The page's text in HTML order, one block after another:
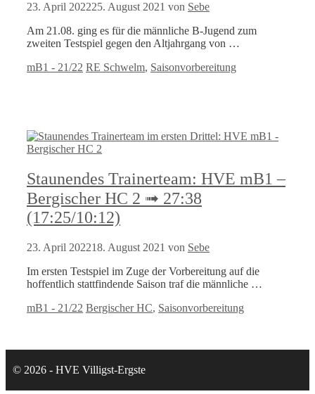
23. April 202225. August 2021 von Sebe
Am 21.08. ging es für die männliche B-Jugend zum
zweiten Testspiel gegen den Altjahrgang von …
Kategorien
mB1 - 21/22 Schlagwörter
RE Schwelm, Saisonvorbereitung
Staunendes Trainerteam: HVE mB1 –
Bergischer HC 2 ➟ 27:38
(17:25/10:12)
23. April 202218. August 2021 von Sebe
Im ersten Testspiel im Zuge der Vorbereitung auf die
hoffentlich stattfindende Saison traf die männliche …
Kategorien
mB1 - 21/22 Schlagwörter
Bergischer HC, Saisonvorbereitung
© 2026 - HVE Villigst-Ergste